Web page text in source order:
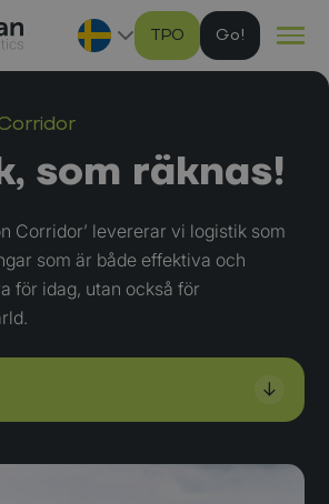
TPO
som räknas!
Corridor’ levererar vi logistik som
som är både effektiva och
för idag, utan också för